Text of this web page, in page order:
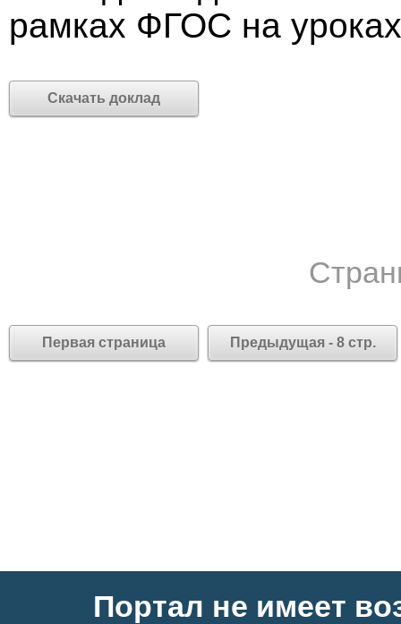
рамках ФГОС на
Скачать доклад
Первая страница Предыдущая - 8 стр.
Портал не имеет